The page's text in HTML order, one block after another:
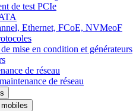
de test PCIe
Ethernet, FCoE, NVMeoF
de mise en condition et générateurs
de réseau
de réseau